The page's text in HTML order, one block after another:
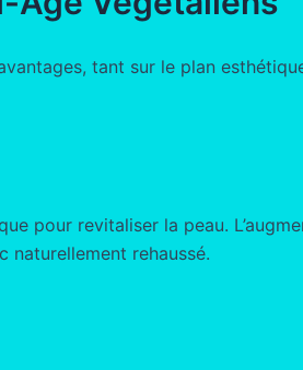
tant sur le plan
pour revitaliser la peau.
naturellement rehaussé.